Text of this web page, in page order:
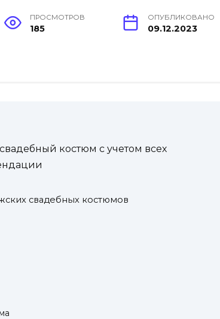
ПРОСМОТРОВ
185
ОПУБЛИКОВАНО
09.12.2023
костюм с учетом всех
свадебных костюмов